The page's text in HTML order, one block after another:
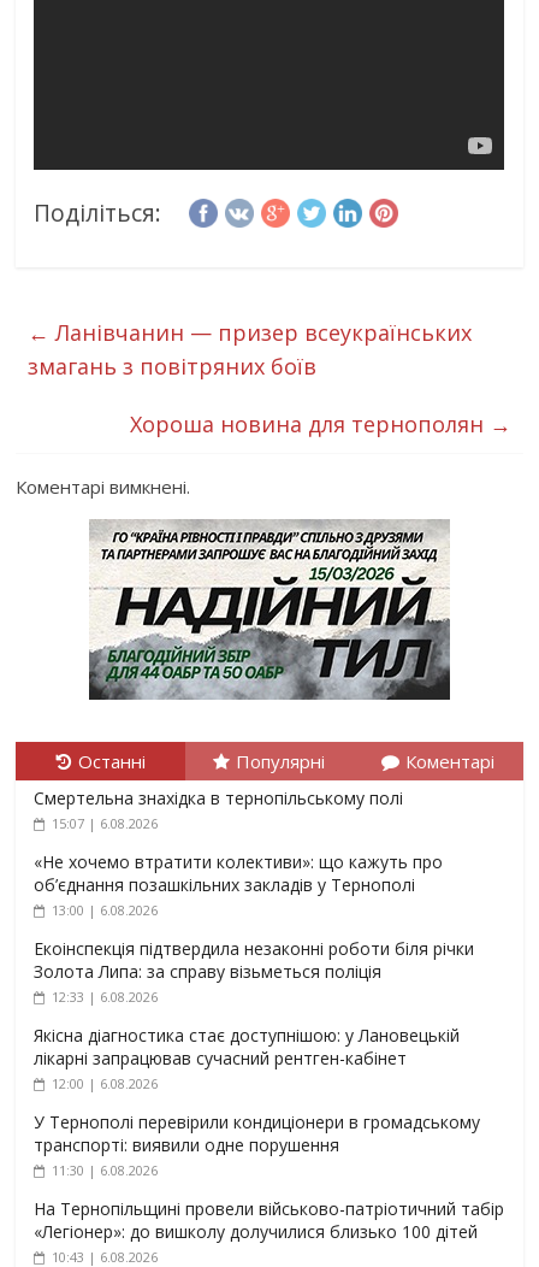
Поділіться:
← Ланівчанин — призер всеукраїнських
змагань з повітряних боїв
Хороша новина для тернополян →
Коментарі вимкнені.
Останні Популярні Коментарі
Смертельна знахідка в тернопільському полі
15:07 | 6.08.2026
«Не хочемо втратити колективи»: що кажуть про
об’єднання позашкільних закладів у Тернополі
13:00 | 6.08.2026
Екоінспекція підтвердила незаконні роботи біля річки
Золота Липа: за справу візьметься поліція
12:33 | 6.08.2026
Якісна діагностика стає доступнішою: у Лановецькій
лікарні запрацював сучасний рентген-кабінет
12:00 | 6.08.2026
У Тернополі перевірили кондиціонери в громадському
транспорті: виявили одне порушення
11:30 | 6.08.2026
На Тернопільщині провели військово-патріотичний табір
«Легіонер»: до вишколу долучилися близько 100 дітей
10:43 | 6.08.2026